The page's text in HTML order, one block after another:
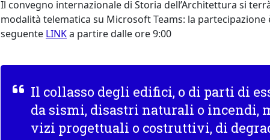
Il convegno internazionale di Storia dell’Architettura si
modalità telematica su Microsoft Teams: la
seguente LINKa partire dalle ore 9:00
Il collasso degli edifici, o di parti di
da sismi, disastri naturali o incendi,
vizi progettuali o costruttivi, di